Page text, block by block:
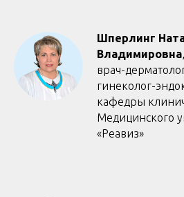
Шперлинг
Владимировна
врач-
гинеколог-
кафедры
Медицинского
«Реавиз»